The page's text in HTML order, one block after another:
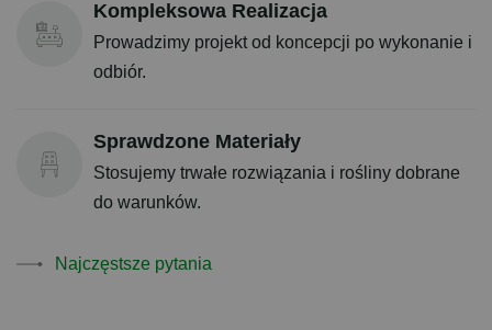
Kompleksowa Realizacja
Prowadzimy projekt od koncepcji po wykonanie i
odbiór.
Sprawdzone Materiały
Stosujemy trwałe rozwiązania i rośliny dobrane
do warunków.
Najczęstsze pytania